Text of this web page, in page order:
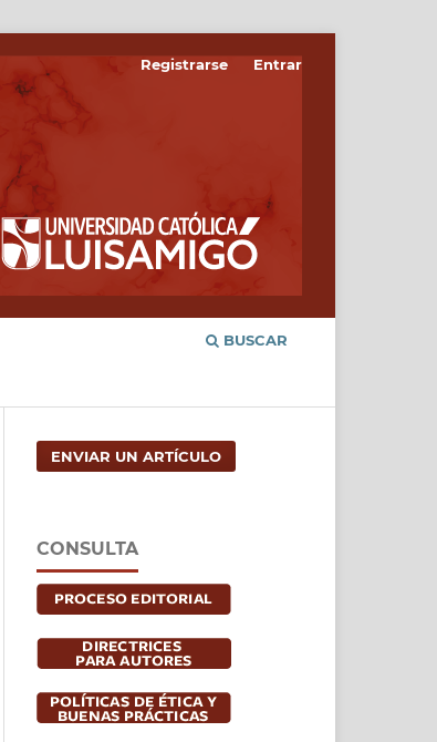
BUSCAR
Registrarse Entrar
ENVIAR UN ARTÍCULO
CONSULTA